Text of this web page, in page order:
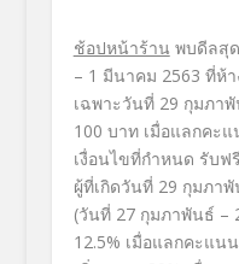
ช้อปหน้าร้าน พบดีลสุ
– 1 มีนาคม 2563 ที่ห้
เฉพาะวันที่ 29 กุมภา
100 บาท เมื่อแลกคะแ
เงื่อนไขที่กำหนด รับฟ
ผู้ที่เกิดวันที่ 29 กุมภา
(วันที่ 27 กุมภาพันธ์ –
12.5% เมื่อแลกคะแน